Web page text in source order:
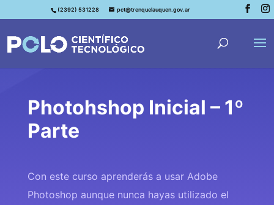
(2392) 531228 pct@trenquelauquen.gov.ar
Photohshop Inicial – 1º
Parte
Con este curso aprenderás a usar Adobe
Photoshop aunque nunca hayas utilizado el